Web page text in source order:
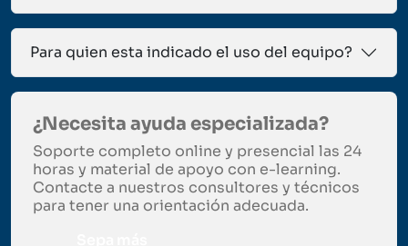
Para quien esta indicado el uso del equipo?
¿Necesita ayuda especializada?
Soporte completo online y presencial las 24
horas y material de apoyo con e-learning.
Contacte a nuestros consultores y técnicos
para tener una orientación adecuada.